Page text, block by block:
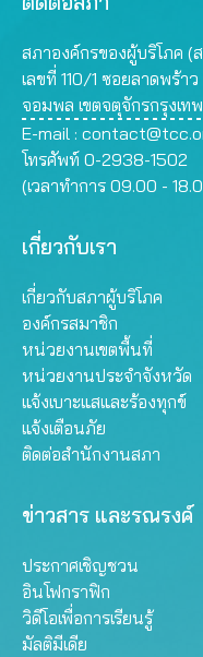
สภาองค์กรของผู้บริโภค (
เลขที่ 110/1 ซอยลาดพร้า
จอมพล เขตจตุจักรกรุงเ
E-mail :
โทรศัพท์ 0-2938-1502
(เวลาทำการ 09.00 -
เกี่ยวกับเรา
เกี่ยวกับสภาผู้บริโภค
องค์กรสมาชิก
หน่วยงานเขตพื้นที่
หน่วยงานประจำจังหวัด
แจ้งเบาะแสและร้องทุกข์
แจ้งเตือนภัย
ติดต่อสำนักงานสภา
ข่าวสาร และรณรงค์
ประกาศเชิญชวน
อินโฟกราฟิก
วิดีโอเพื่อการเรียนรู้
มัลติมีเดีย